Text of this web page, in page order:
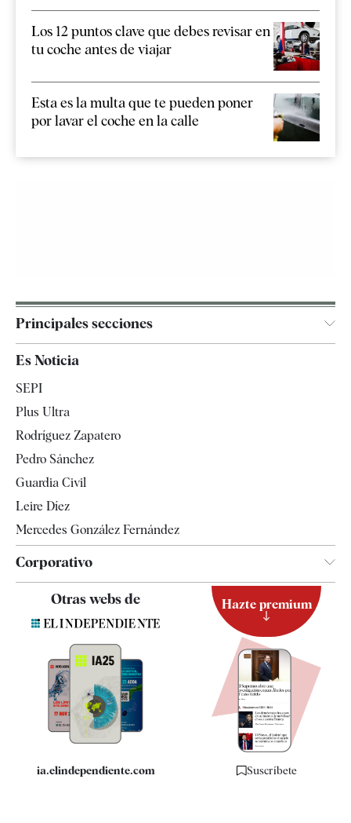
Los 12 puntos clave que debes revisar en
tu coche antes de viajar
Esta es la multa que te pueden poner
por lavar el coche en la calle
Principales secciones
España
Televisión
Es Noticia
SEPI
Plus Ultra
Rodríguez Zapatero
Pedro Sánchez
Guardia Civil
Leire Díez
Mercedes González Fernández
Corporativo
Contacto
Quiénes somos
Especificaciones
Otras webs de
ia.elindependiente.com
Hazte premium
Suscríbete